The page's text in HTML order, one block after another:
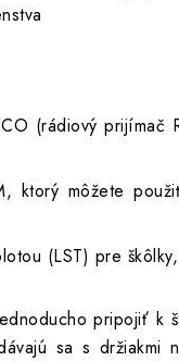
(rádiový prijímač
ktorý môžete
(LST) pre
pripojiť k
sa s